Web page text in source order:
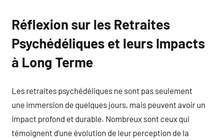
Réflexion sur les Retraites
Psychédéliques et leurs Impacts
à Long Terme
Les retraites psychédéliques ne sont pas seulement
une immersion de quelques jours, mais peuvent avoir un
impact profond et durable. Nombreux sont ceux qui
témoignent d’une évolution de leur perception de la